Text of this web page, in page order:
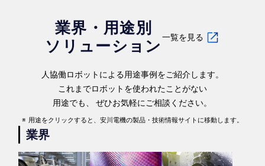
業界・用途別
ソリューション 一覧を見る
人協働ロボットによる用途事例をご紹介します。
これまでロボットを使われたことがない
用途でも、 ぜひお気軽にご相談ください。
用途をクリックすると、安川電機の製品・技術情報サイトに移動します。
業界